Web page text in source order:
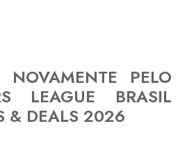
NOVAMENTE PELO
LEAGUE BRASIL
& DEALS 2026